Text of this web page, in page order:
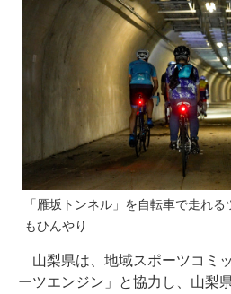
「雁坂トンネル」を自転車で走れ
もひんやり
山梨県は、地域スポーツコミ
ーツエンジン」と協力し、山梨